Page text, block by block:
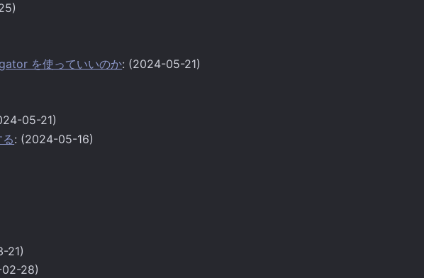
を使っていいのか: (2024-05-21)
05-21)
: (2024-05-16)
21)
28)